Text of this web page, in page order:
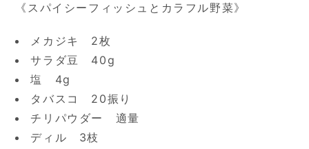
《スパイシーフィッシュとカラフル野菜》
メカジキ 2枚
サラダ豆 40g
塩 4g
タバスコ 20振り
チリパウダー 適量
ディル 3枝